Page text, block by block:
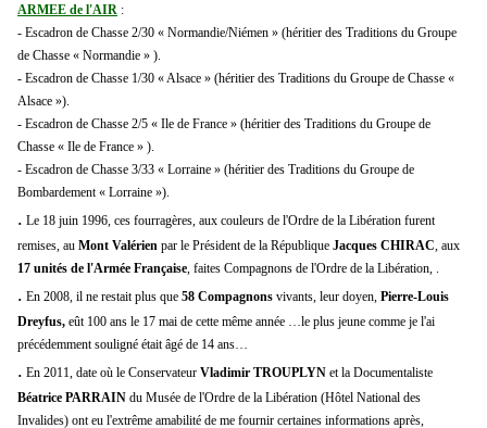
ARMEE de l'AIR :
- Escadron de Chasse 2/30 « Normandie/Niémen » (héritier des Traditions du Groupe
de Chasse « Normandie » ).
- Escadron de Chasse 1/30 « Alsace » (héritier des Traditions du Groupe de Chasse «
Alsace »).
- Escadron de Chasse 2/5 « Ile de France » (héritier des Traditions du Groupe de
Chasse « Ile de France » ).
- Escadron de Chasse 3/33 « Lorraine » (héritier des Traditions du Groupe de
Bombardement « Lorraine »).
. Le 18 juin 1996, ces fourragères, aux couleurs de l'Ordre de la Libération furent
remises, au Mont Valérien par le Président de la République Jacques CHIRAC , aux
17 unités de l'Armée Française , faites Compagnons de l'Ordre de la Libération, .
. En 2008, il ne restait plus que 58 Compagnons vivants, leur doyen, Pierre-Louis
Dreyfus, eût 100 ans le 17 mai de cette même année …le plus jeune comme je l'ai
précédemment souligné était âgé de 14 ans…
. En 2011, date où le Conservateur Vladimir TROUPLYN et la Documentaliste
Béatrice PARRAIN du Musée de l'Ordre de la Libération (Hôtel National des
Invalides) ont eu l'extrême amabilité de me fournir certaines informations après,